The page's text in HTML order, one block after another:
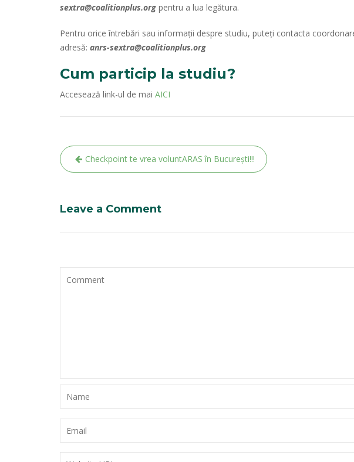
sextra@coalitionplus.org pentru a lua legătura.
Pentru orice întrebări sau informații despre studiu, puteți contacta
adresă: anrs-sextra@coalitionplus.org
Cum particip la studiu?
Accesează link-ul de mai AICI
Navigare
în
Checkpoint te vrea voluntARAS în București!!!
Leave a Comment